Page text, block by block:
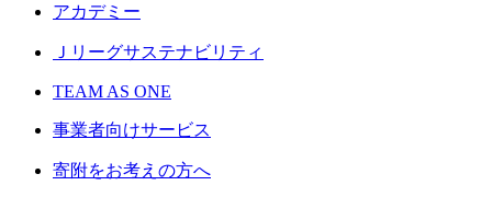
アカデミー
Ｊリーグサステナビリティ
TEAM AS ONE
事業者向けサービス
寄附をお考えの方へ